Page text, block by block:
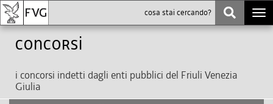
Concorsi
i concorsi indetti dagli enti pubblici del Friuli Venezia
Giulia